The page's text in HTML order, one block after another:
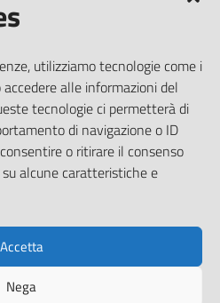
utilizziamo tecnologie come i
alle informazioni del
tecnologie ci permetterà di
di navigazione o ID
o ritirare il consenso
alcune caratteristiche e
Accetta
Nega